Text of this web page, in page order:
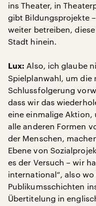
ins Theater, in
gibt Bildungsprojekte
weiter betreiben,
Stadt hinein.
Lux: Also, ich glaube
Spielplanwahl, um die
Schlussfolgerung
dass wir das
eine einmalige Aktion,
alle anderen Formen
der Menschen,
Ebene von
es der Versuch – wir
international“, also
Publikumsschichten
Übertitelung in